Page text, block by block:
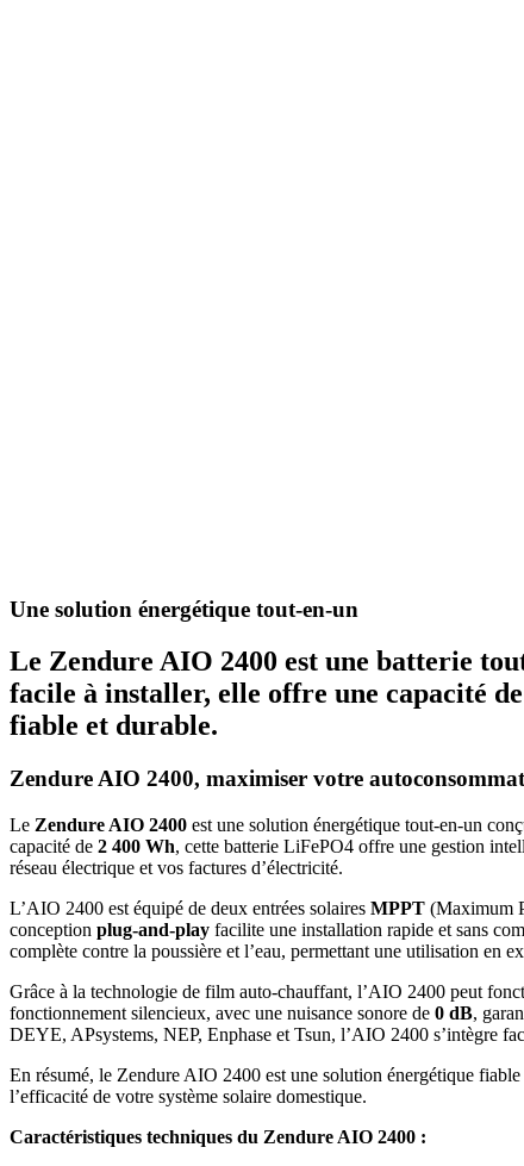
Une solution énergétique tout-en-un
Le Zendure AIO 2400 est une batterie
facile à installer, elle offre une capacité
fiable et durable.
Zendure AIO 2400, maximiser votre
Le Zendure AIO 2400 est une solution énergétique tout-en-un
capacité de 2 400 Wh, cette batterie LiFePO4 offre une gestion
réseau électrique et vos factures d’électricité.
L’AIO 2400 est équipé de deux entrées solaires MPPT (Maximum
conception plug-and-play facilite une installation rapide et sans
complète contre la poussière et l’eau, permettant une utilisation en
Grâce à la technologie de film auto-chauffant, l’AIO 2400 peut
fonctionnement silencieux, avec une nuisance sonore de 0 dB,
DEYE, APsystems, NEP, Enphase et Tsun, l’AIO 2400 s’intègre
En résumé, le Zendure AIO 2400 est une solution énergétique
l’efficacité de votre système solaire domestique.
Caractéristiques techniques du Zendure AIO 2400 :